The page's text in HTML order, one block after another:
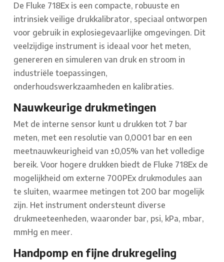
De Fluke 718Ex is een compacte, robuuste en
intrinsiek veilige drukkalibrator, speciaal ontworpen
voor gebruik in explosiegevaarlijke omgevingen. Dit
veelzijdige instrument is ideaal voor het meten,
genereren en simuleren van druk en stroom in
industriële toepassingen,
onderhoudswerkzaamheden en kalibraties.
Nauwkeurige drukmetingen
Met de interne sensor kunt u drukken tot 7 bar
meten, met een resolutie van 0,0001 bar en een
meetnauwkeurigheid van ±0,05% van het volledige
bereik. Voor hogere drukken biedt de Fluke 718Ex de
mogelijkheid om externe 700PEx drukmodules aan
te sluiten, waarmee metingen tot 200 bar mogelijk
zijn. Het instrument ondersteunt diverse
drukmeeteenheden, waaronder bar, psi, kPa, mbar,
mmHg en meer.
Handpomp en fijne drukregeling